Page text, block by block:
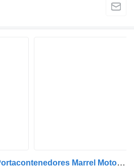
Renault C 430 C 4X2 Portacontenedores Marrel Motor 11Ltrs Cubo Reductor